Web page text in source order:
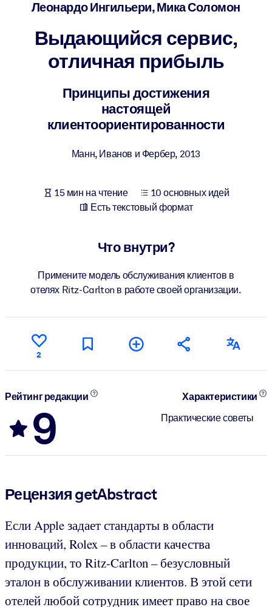
ПО СИСТЕМАМ
Для LMS/LXP
Интегрируйте краткие проверенные знания в вашу LMS/LXP для
лучших результатов обучения.
Для корпоративных библиотек
Обогатите корпоративную библиотеку надежными и готовыми к
Используйте надежные структурированные знания для
результатов ваших ИИ-систем.
Леонардо Ингильери, Мика Соломон
Выдающийся сервис,
отличная прибыль
Принципы достижения
настоящей
клиентоориентированности
Манн, Иванов и Фербер, 2013
15 мин на чтение
10 основных идей
Есть текстовый формат
Что внутри?
Примените модель обслуживания клиентов в
отелях Ritz-Carlton в работе своей организации.
2
Рейтинг редакции
9
Характеристики
Практические советы
Рецензия getAbstract
Если Apple задает стандарты в области
инноваций, Rolex – в области качества
продукции, то Ritz-Carlton – безусловный
эталон в обслуживании клиентов. В этой сети
отелей любой сотрудник имеет право на свое